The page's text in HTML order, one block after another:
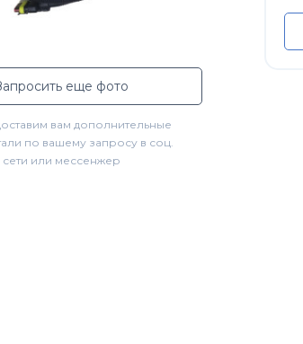
еще фото
вам дополнительные
по вашему запросу в соц.
сети или мессенжер